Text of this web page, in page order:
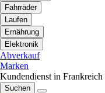
Fahrräder
Laufen
Ernährung
Elektronik
Abverkauf
Marken
Kundendienst in Frankreich
Suchen